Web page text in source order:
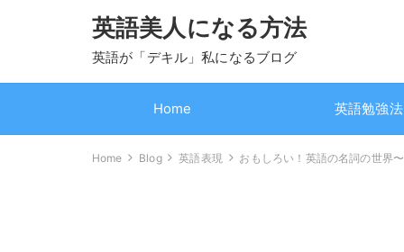
英語美人になる方法
英語が「デキル」私になるブログ
Home 英語勉強法
Home Blog 英語表現 おもしろい！英語の名詞の世界